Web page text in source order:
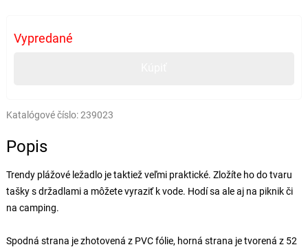
Vypredané
Katalógové číslo:239023
Popis
Trendy plážové ležadlo je taktiež veľmi praktické. Zložíte ho do tvaru
tašky s držadlami a môžete vyraziť k vode. Hodí sa ale aj na piknik či
na camping.
Spodná strana je zhotovená z PVC fólie, horná strana je tvorená z 52